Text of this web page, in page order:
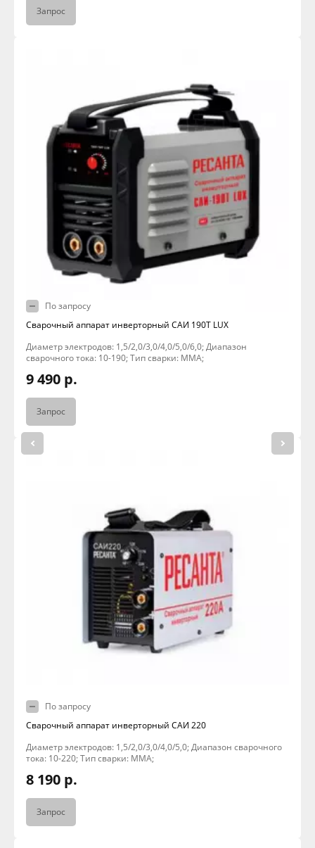
Запрос
По запросу
Сварочный аппарат инверторный САИ 190Т LUX
Диаметр электродов: 1,5/2,0/3,0/4,0/5,0/6,0; Диапазон
сварочного тока: 10-190; Тип сварки: MMA;
9 490 р.
Запрос
По запросу
Сварочный аппарат инверторный САИ 220
Диаметр электродов: 1,5/2,0/3,0/4,0/5,0; Диапазон сварочного
тока: 10-220; Тип сварки: MMA;
8 190 р.
Запрос